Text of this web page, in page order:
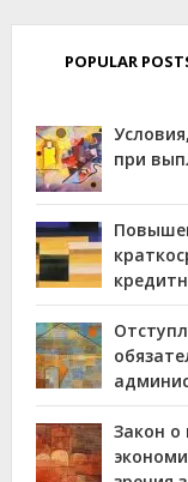
POPULAR
при
Закон